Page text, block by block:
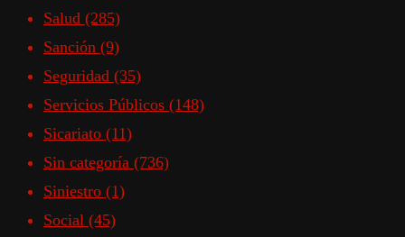
Salud (285)
Sanción (9)
Seguridad (35)
Servicios Públicos (148)
Sicariato (11)
Sin categoría (736)
Siniestro (1)
Social (45)